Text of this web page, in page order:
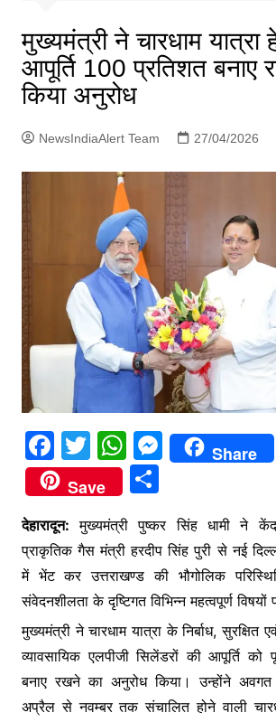
मुख्यमंत्री ने चारधाम यात्रा
आपूर्ति 100 प्रतिशत बनाए
किया अनुरोध
NewsIndiaAlert Team 27/04/2026
F
a
c
e
b
o
o
k
T
w
itt
er
W
h
at
s
A
p
p
M
e
s
e
n
g
er
Share
Save
S
ar
e
देहारादून: मुख्यमंत्री पुष्कर सिंह धामी ने
प्राकृतिक गैस मंत्री हरदीप सिंह पुरी से नई
में भेंट कर उत्तराखण्ड की भौगोलिक
संवेदनशीलता के दृष्टिगत विभिन्न महत्वपूर्ण विषयों
मुख्यमंत्री ने चारधाम यात्रा के निर्बाध,
व्यावसायिक एलपीजी सिलेंडरों की आपूर्ति को
बनाए रखने का अनुरोध किया। उन्होंने अवगत
अप्रैल से नवम्बर तक संचालित होने वाली